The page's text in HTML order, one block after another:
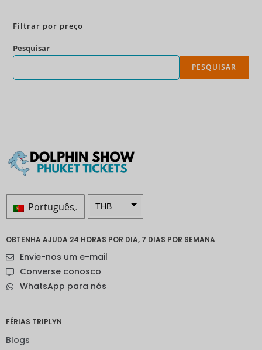
Filtrar por preço
Pesquisar
PESQUISAR
Português THB
sueca
neozelan
OBTENHA AJUDA 24 HORAS POR DIA, 7 DIAS POR SEMANA
Envie-nos um e-mail
Converse conosco
WhatsApp para nós
FÉRIAS TRIPLYN
Blogs